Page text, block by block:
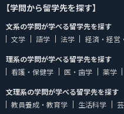
【学問から留学先を探す】
文系の学問が学べる留学先を探す
文学
語学 法学 経済・経営
理系の学問が学べる留学先を探す
看護・保健学
医・歯学 薬学
文理系の学問が学べる留学先を探す
教員養成・教育学
生活科学